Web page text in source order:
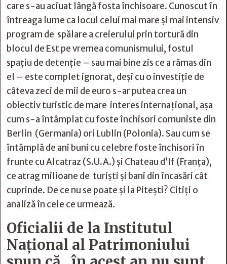
care s-au aciuat lângă fosta închisoare. Cunoscut în
întreaga lume ca locul celui mai mare și mai intensiv
program de spălare a creierului prin tortură din
blocul de Est pe vremea comunismului, fostul
spațiu de detenție – sau mai bine zis ce a rămas din
el – este complet ignorat, deși cu o investiție de
câteva zeci de mii de euro s-ar putea crea un
obiectiv turistic de mare interes internațional, așa
cum s-a întâmplat cu foste închisori comuniste din
Berlin (Germania) ori Lublin (Polonia). Sau cum se
întâmplă de ani buni cu celebre foste închisori în
frunte cu Alcatraz (S.U.A.) și Chateau d’If (Franța),
ce atrag milioane de turiști și bani din încasări cât
cuprinde. De ce nu se poate și la Pitești? Citiți o
analiză în cele ce urmează.
Oficialii de la Institutul
Național al Patrimoniului